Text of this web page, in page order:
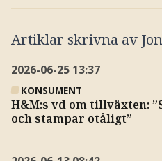
Artiklar skrivna av
2026-06-25 13:37
KONSUMENT
H&M:s vd om tillväxten:
och stampar otåligt”